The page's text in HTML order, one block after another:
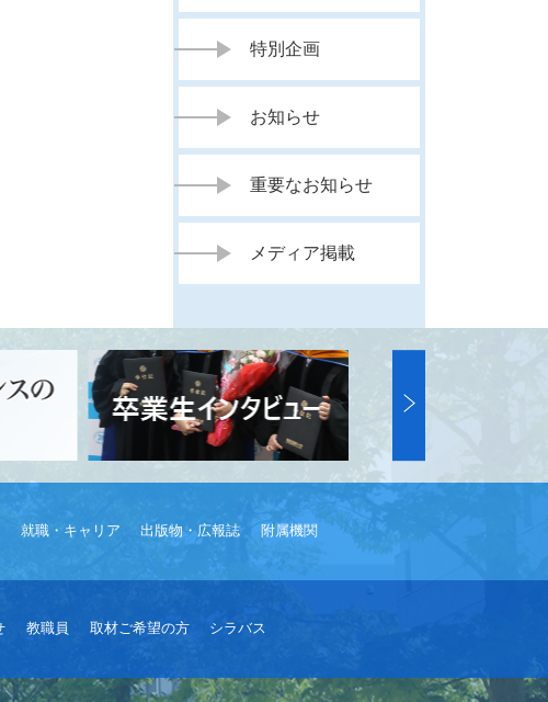
特別企画
お知らせ
重要なお知らせ
メディア掲載
就職・キャリア 出版物・広報誌 附属機関
教職員 取材ご希望の方 シラバス